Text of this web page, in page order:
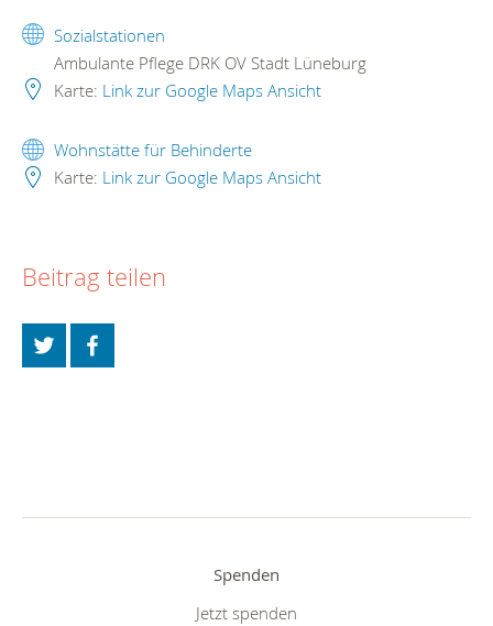
Sozialstationen
Ambulante Pflege DRK OV Stadt Lüneburg
Karte: Link zur Google Maps Ansicht
Wohnstätte für Behinderte
Karte: Link zur Google Maps Ansicht
Beitrag teilen
Spenden
Jetzt spenden